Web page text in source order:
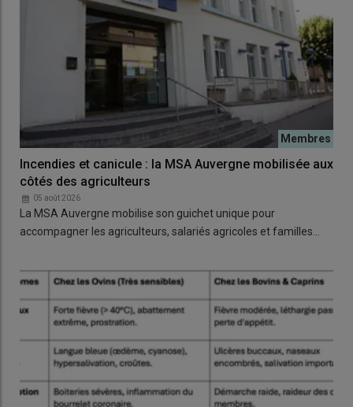
Incendies et canicule : la MSA Auvergne mobilisée aux
côtés des agriculteurs
05 août 2026
La MSA Auvergne mobilise son guichet unique pour
accompagner les agriculteurs, salariés agricoles et familles…